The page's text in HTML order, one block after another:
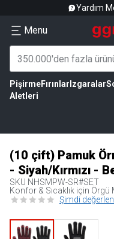
Yardım
Menu
Pişirme
Aletleri
Fırınlar Izgaralar
(10 çift) Pamuk
- Siyah/Kırmızı -
SKU NHSMPW-SR#SET
Konfor & Sıcaklık için Örgü
Şimdi